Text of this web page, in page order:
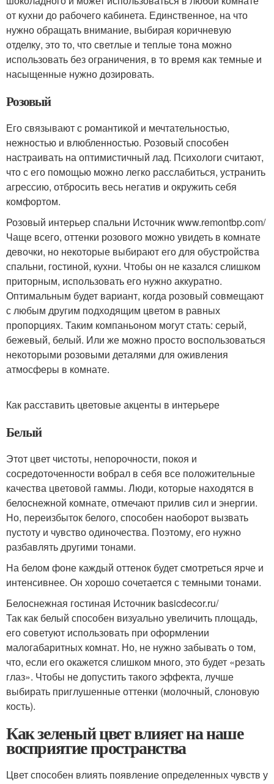
от кухни до рабочего кабинета. Единственное, на что
нужно обращать внимание, выбирая коричневую
отделку, это то, что светлые и теплые тона можно
использовать без ограничения, в то время как темные и
насыщенные нужно дозировать.
Розовый
Его связывают с романтикой и мечтательностью,
нежностью и влюбленностью. Розовый способен
настраивать на оптимистичный лад. Психологи считают,
что с его помощью можно легко расслабиться, устранить
агрессию, отбросить весь негатив и окружить себя
комфортом.
Розовый интерьер спальни Источник www.remontbp.com/
Чаще всего, оттенки розового можно увидеть в комнате
девочки, но некоторые выбирают его для обустройства
спальни, гостиной, кухни. Чтобы он не казался слишком
приторным, использовать его нужно аккуратно.
Оптимальным будет вариант, когда розовый совмещают
с любым другим подходящим цветом в равных
пропорциях. Таким компаньоном могут стать: серый,
бежевый, белый. Или же можно просто воспользоваться
некоторыми розовыми деталями для оживления
атмосферы в комнате.
Как расставить цветовые акценты в интерьере
Белый
Этот цвет чистоты, непорочности, покоя и
сосредоточенности вобрал в себя все положительные
качества цветовой гаммы. Люди, которые находятся в
белоснежной комнате, отмечают прилив сил и энергии.
Но, переизбыток белого, способен наоборот вызвать
пустоту и чувство одиночества. Поэтому, его нужно
разбавлять другими тонами.
На белом фоне каждый оттенок будет смотреться ярче и
интенсивнее. Он хорошо сочетается с темными тонами.
Белоснежная гостиная Источник basicdecor.ru/
Так как белый способен визуально увеличить площадь,
его советуют использовать при оформлении
малогабаритных комнат. Но, не нужно забывать о том,
что, если его окажется слишком много, это будет «резать
глаз». Чтобы не допустить такого эффекта, лучше
выбирать приглушенные оттенки (молочный, слоновую
кость).
Как зеленый цвет влияет на наше
восприятие пространства
Цвет способен влиять появление определенных чувств у